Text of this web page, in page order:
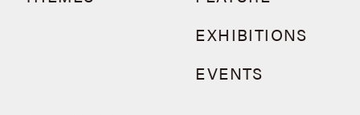
EXHIBITIONS
EVENTS